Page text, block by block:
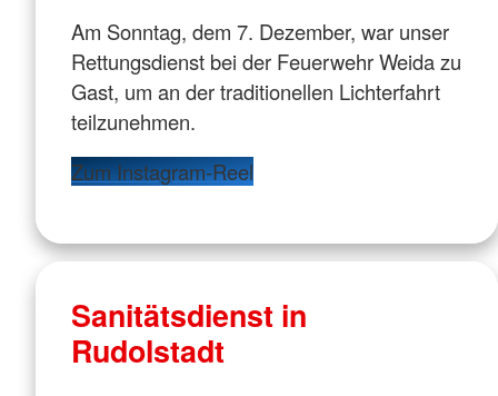
Am Sonntag, dem 7. Dezember, war unser
Rettungsdienst bei der Feuerwehr Weida zu
Gast, um an der traditionellen Lichterfahrt
teilzunehmen.
Zum Instagram-Reel
Sanitätsdienst in
Rudolstadt